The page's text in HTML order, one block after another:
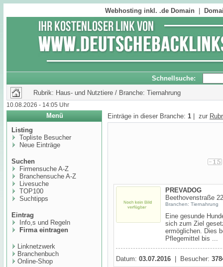
Webhosting inkl. .de Domain
Schnellsuche:
Rubrik: Haus- und Nutztiere / Branche: Tiernahrung
10.08.2026 - 14:05 Uhr
Menü
Listing
Topliste Besucher
Neue Einträge
Suchen
Firmensuche A-Z
Branchensuche A-Z
Livesuche
TOP100
Suchtipps
Eintrag
Info,s und Regeln
Firma eintragen
Linknetzwerk
Branchenbuch
Online-Shop
Einträge in dieser Branche: 1 | zur
PREVADOG
Beethovenstraße
Branchen: Tiernahrung
Eine gesunde
sich zum Ziel
ermöglichen. Dies
Pflegemittel bis ...
Datum: 03.07.2016 | Besucher: